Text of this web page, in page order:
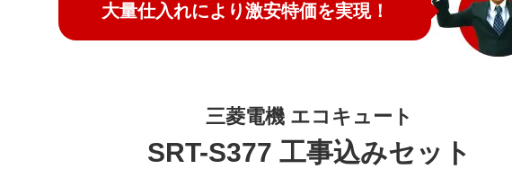
大量仕入れにより激安特価を実現！
三菱電機 エコキュート
SRT-S377 工事込みセット